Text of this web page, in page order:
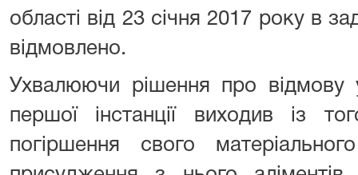
області від 23 січня 2017 року в
відмовлено.
Ухвалюючи рішення про відмову
першої інстанції виходив із
погіршення свого